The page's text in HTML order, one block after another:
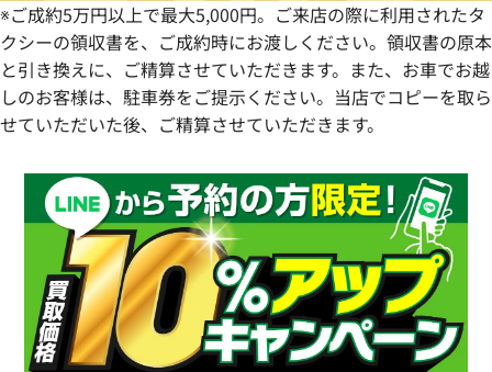
※ご成約5万円以上で最大5,000円。ご来店の際に利用されたタ
クシーの領収書を、ご成約時にお渡しください。領収書の原本
と引き換えに、ご精算させていただきます。また、お車でお越
しのお客様は、駐車券をご提示ください。当店でコピーを取ら
せていただいた後、ご精算させていただきます。